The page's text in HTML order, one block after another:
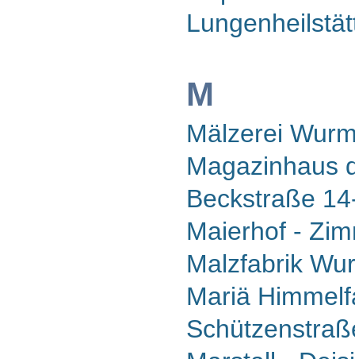
M
Mälzerei
Magazinhaus
Beckstraße
Maierhof -
Malzfabrik
Mariä